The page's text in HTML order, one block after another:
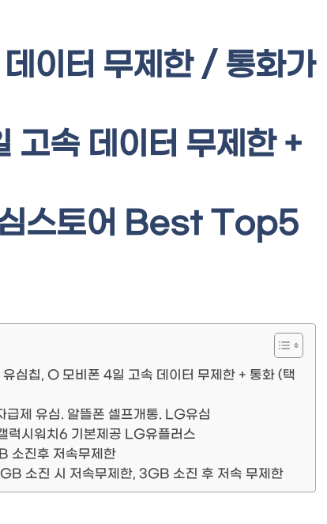
이터 무제한 / 통화가
고속 데이터 무제한 +
심스토어 Best Top5
심칩, O 모비폰 4일 고속 데이터 무제한 + 통화 (택
제 유심. 알뜰폰 셀프개통. LG유심
시워치6 기본제공 LG유플러스
소진후 저속무제한
소진 시 저속무제한, 3GB 소진 후 저속 무제한